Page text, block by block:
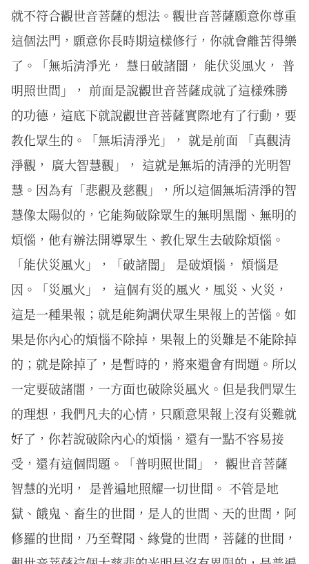
就不符合觀世音菩薩的想法。觀世音菩薩願意你尊重
這個法門，願意你長時期這樣修行，你就會離苦得樂
了。「無垢清淨光， 慧日破諸闇， 能伏災風火， 普
明照世間」， 前面是說觀世音菩薩成就了這樣殊勝
的功德，這底下就說觀世音菩薩實際地有了行動，要
教化眾生的。「無垢清淨光」， 就是前面 「真觀清
淨觀， 廣大智慧觀」， 這就是無垢的清淨的光明智
慧。因為有「悲觀及慈觀」，所以這個無垢清淨的智
慧像太陽似的，它能夠破除眾生的無明黑闇、無明的
煩惱，他有辦法開導眾生、教化眾生去破除煩惱。
「能伏災風火」，「破諸闇」 是破煩惱， 煩惱是
因。「災風火」， 這個有災的風火，風災、火災，
這是一種果報；就是能夠調伏眾生果報上的苦惱。如
果是你內心的煩惱不除掉，果報上的災難是不能除掉
的；就是除掉了，是暫時的，將來還會有問題。所以
一定要破諸闇，一方面也破除災風火。但是我們眾生
的理想，我們凡夫的心情，只願意果報上沒有災難就
好了，你若說破除內心的煩惱，還有一點不容易接
受，還有這個問題。「普明照世間」， 觀世音菩薩
智慧的光明， 是普遍地照耀一切世間。 不管是地
獄、餓鬼、畜生的世間，是人的世間、天的世間，阿
修羅的世間，乃至聲聞、緣覺的世間，菩薩的世間，